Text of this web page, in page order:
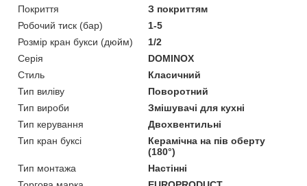
Покриття
З покриттям
Робочий тиск (бар)
1-5
Розмір кран букси (дюйм)
1/2
Серія
DOMINOX
Стиль
Класичний
Тип виліву
Поворотний
Тип вироби
Змішувачі для кухні
Тип керування
Двохвентильні
Тип кран буксі
Керамічна на пів оберту
(180°)
Тип монтажа
Настінні